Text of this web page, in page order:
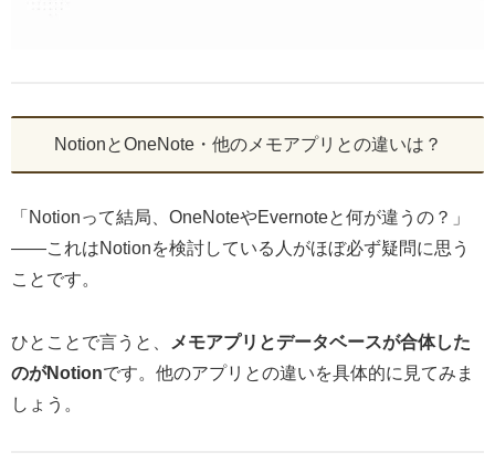
NotionとOneNote・他のメモアプリとの違いは？
「Notionって結局、OneNoteやEvernoteと何が違うの？」
——これはNotionを検討している人がほぼ必ず疑問に思う
ことです。
ひとことで言うと、
メモアプリとデータベースが合体した
のがNotionです。他のアプリとの違いを具体的に見てみま
しょう。